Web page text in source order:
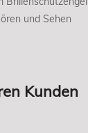
und Sehen
Kunden